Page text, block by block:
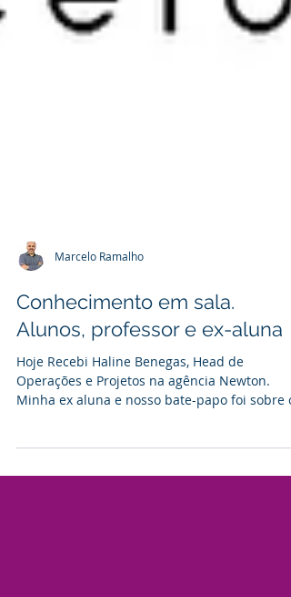
Marcelo Ramalho
Conhecimento em sala.
Alunos, professor e ex-aluna
Hoje Recebi Haline Benegas, Head de
Minha ex aluna e nosso bate-papo foi sobre o